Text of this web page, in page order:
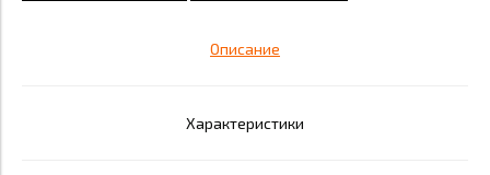
Описание
Характеристики